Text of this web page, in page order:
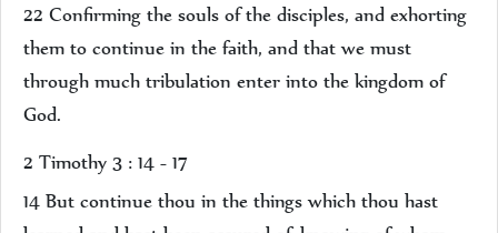
22 Confirming the souls of the disciples, and exhorting
them to continue in the faith, and that we must
through much tribulation enter into the kingdom of
God.
2 Timothy 3 : 14 - 17
14 But continue thou in the things which thou hast